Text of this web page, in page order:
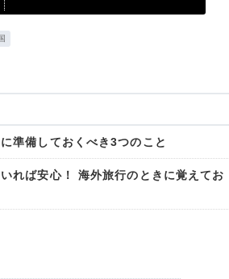
準備しておくべき3つのこと
れば安心！ 海外旅行のときに覚えてお